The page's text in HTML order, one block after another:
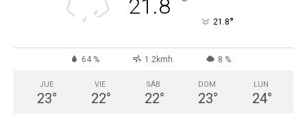
21.8
21.8°
64 % 1.2kmh 8 %
JUE
23°
VIE
22°
SÁB
22°
DOM
23°
LUN
24°